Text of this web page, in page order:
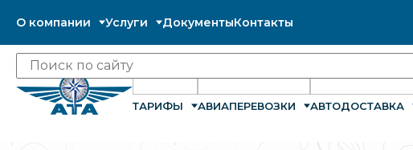
О компании Услуги ДокументыКонтакты
ТАРИФЫ АВИАПЕРЕВОЗКИ АВТОДОСТАВКА